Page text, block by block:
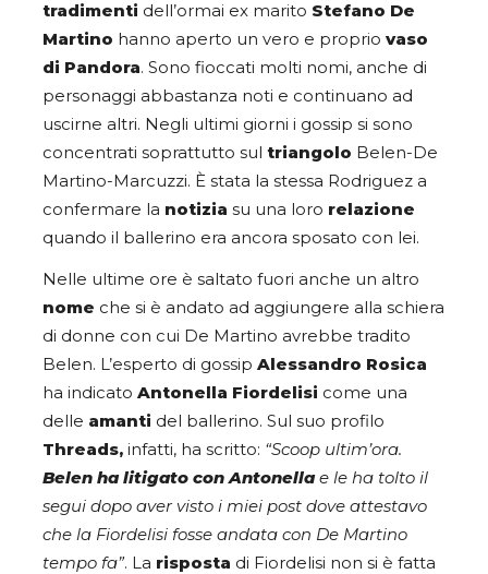
tradimenti dell’ormai ex marito Stefano De
Martino hanno aperto un vero e proprio vaso
di Pandora. Sono fioccati molti nomi, anche di
personaggi abbastanza noti e continuano ad
uscirne altri. Negli ultimi giorni i gossip si sono
concentrati soprattutto sul triangolo Belen-De
Martino-Marcuzzi. È stata la stessa Rodriguez a
confermare la notizia su una loro relazione
quando il ballerino era ancora sposato con lei.
Nelle ultime ore è saltato fuori anche un altro
nome che si è andato ad aggiungere alla schiera
di donne con cui De Martino avrebbe tradito
Belen. L’esperto di gossip Alessandro Rosica
ha indicato Antonella Fiordelisi come una
delle amanti del ballerino. Sul suo profilo
Threads, infatti, ha scritto: “Scoop ultim’ora.
Belen ha litigato con Antonellae le ha tolto il
segui dopo aver visto i miei post dove attestavo
che la Fiordelisi fosse andata con De Martino
tempo fa”. La risposta di Fiordelisi non si è fatta